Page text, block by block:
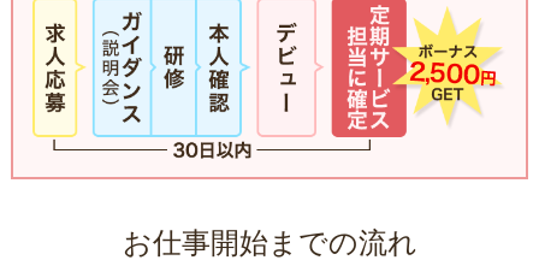
お仕事開始までの流れ